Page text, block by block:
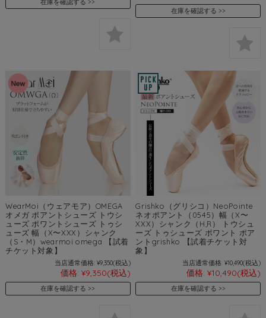
在庫を確認する
在庫を確認する
WearMoi（ウェアモア）OMEGA
オメガ ポアントシューズ トウシ
ューズ ポワントシューズ トゥシ
ューズ 幅（X〜XXX）シャンク
（S・M）wearmoi omega 【試着
チケット対象】
当店通常価格: ¥9,350(税込)
価格: ¥9,350(税込)
在庫を確認する
Grishko（グリシコ）NeoPointe
ネオポアント（0545）幅（X〜
XXX）シャンク（H,R） トウシュ
ーズ トゥシューズ ポワント ポア
ントgrishko 【試着チケット対
象】
当店通常価格: ¥10,490(税込)
価格: ¥10,490(税込)
在庫を確認する